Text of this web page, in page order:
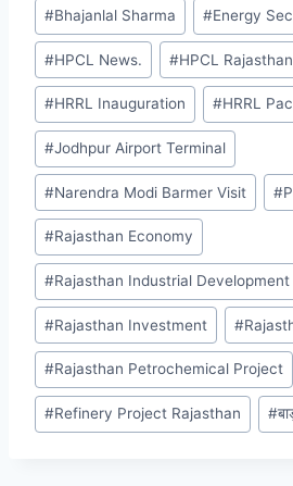
#Bhajanlal Sharma #Energy
#HPCL News. #HPCL
#HRRL Inauguration #HRRL
#Jodhpur Airport Terminal
#Narendra Modi Barmer Visit #
#Rajasthan Economy
#Rajasthan Industrial Development
#Rajasthan Investment #
#Rajasthan Petrochemical Project
#Refinery Project Rajasthan #